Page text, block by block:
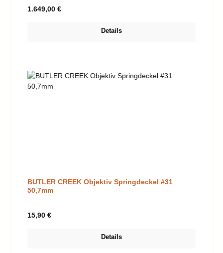
Regulärer Preis:
1.649,00 €
Details
BUTLER CREEK Objektiv Springdeckel #31
50,7mm
Regulärer Preis:
15,90 €
Details